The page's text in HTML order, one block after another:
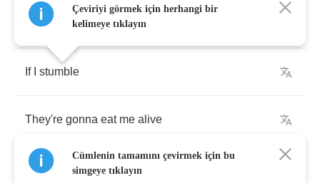
They're gonna eat me alive
If stumble
They're gonna eat me alive
Çeviriyi görmek için herhangi bir
kelimeye tıklayın
Cümlenin tamamını çevirmek için bu
simgeye tıklayın